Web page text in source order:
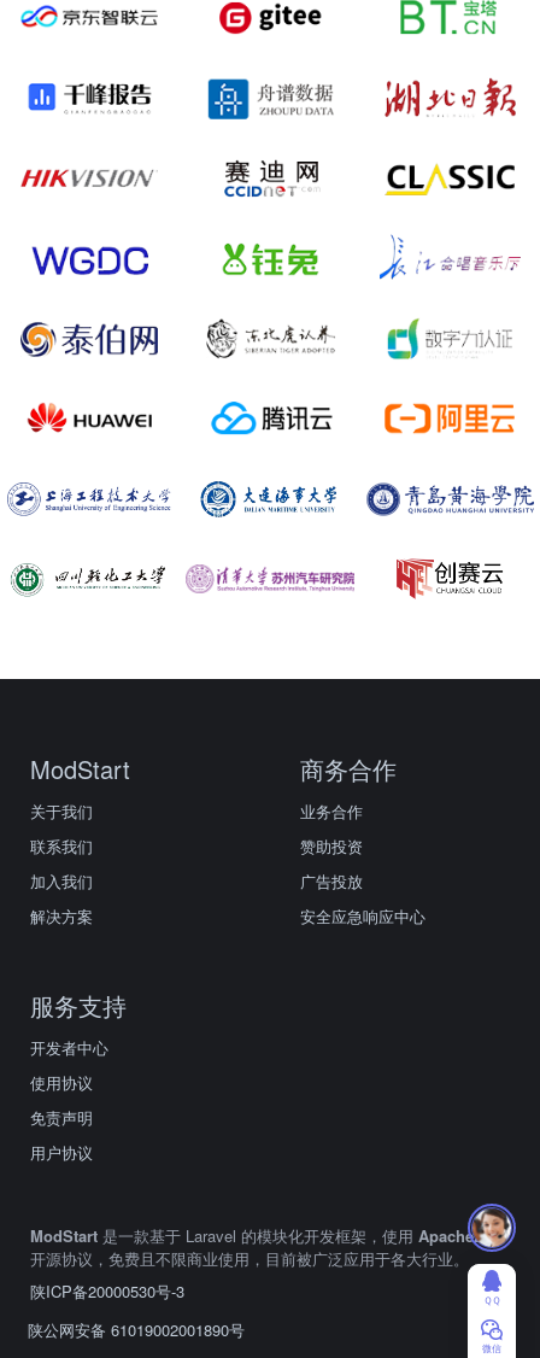
ModStart
关于我们
联系我们
加入我们
解决方案
商务合作
业务合作
赞助投资
广告投放
安全应急响应中心
服务支持
开发者中心
使用协议
免责声明
用户协议
ModStart 是一款基于 Laravel 的模块化开发框架，使用 Apache2.0
开源协议，免费且不限商业使用，目前被广泛应用于各大行业。
陕ICP备20000530号-3
陕公网安备 61019002001890号
ＱＱ
微信